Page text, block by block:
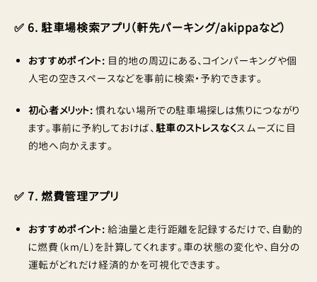
✅ 6. 駐車場検索アプリ（軒先パーキング/akippaなど）
おすすめポイント: 目的地の周辺にある、コインパーキングや個
人宅の空きスペースなどを事前に検索・予約できます。
初心者メリット: 慣れない場所での駐車場探しは焦りにつながり
ます。事前に予約しておけば、駐車のストレスなくスムーズに目
的地へ向かえます。
✅ 7. 燃費管理アプリ
おすすめポイント: 給油量と走行距離を記録するだけで、自動的
に燃費（km/L）を計算してくれます。車の状態の変化や、自分の
運転がどれだけ経済的かを可視化できます。